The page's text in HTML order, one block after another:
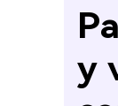
y